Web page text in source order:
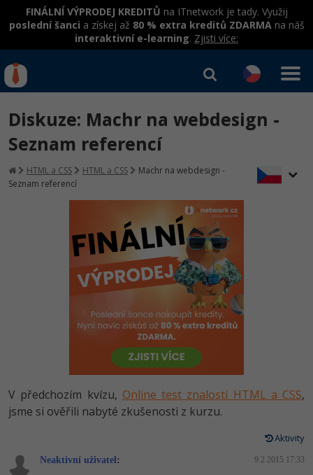
FINÁLNÍ VÝPRODEJ KREDITŮ na ITnetwork je tady. Využij
poslední šanci a získej až 80 % extra kreditů ZDARMAna náš
interaktivní e-learning. Zjisti více:
Rekvalifikace a kurzy
hrazené úřadem práce
Workshopy zdarma
Umělá inteligence v praxi
Datová analýza v praxi
Základy programování
Objektové programování - OOP
HTML5, CSS3, Bootstrap, SEO
SQL a databáze
Testování a verzování
Školení dle technologií
C# .NET
JavaScript
Python
Kurzy IT profesí
Junior programátor
Programátor WWW aplikací
Senior programátor
Front-end developer
Vývojář mobilních aplikací
Specialista na AI a bigdata
C# Game developer
Webdesigner
Tester
Kurzy programování
Java -80%
C#.NET -80%
Python -80%
JavaScript -80%
PHP
-80%
Swift
Kurzy e-commerce
Testování softwaru
Datová analýza
Digitální gramotnost
Marketing -30%
WordPress
-30%
UX
Kurzy designu
-80%
Photoshop -80%
Adobe Illustrator -80%
Adobe Lightroom -30%
Adobe InDesign
Přihlásit se|Registrovat
Diskuze: Machr na webdesign -
Seznam referencí
HTML a CSS HTML a CSS
Machr na webdesign -
Seznam referencí
V předchozím kvízu, Online test znalostí HTML a CSS,
jsme si ověřili nabyté zkušenosti z kurzu.
Aktivity
Neaktivní uživatel: 9.2.2015 17:33